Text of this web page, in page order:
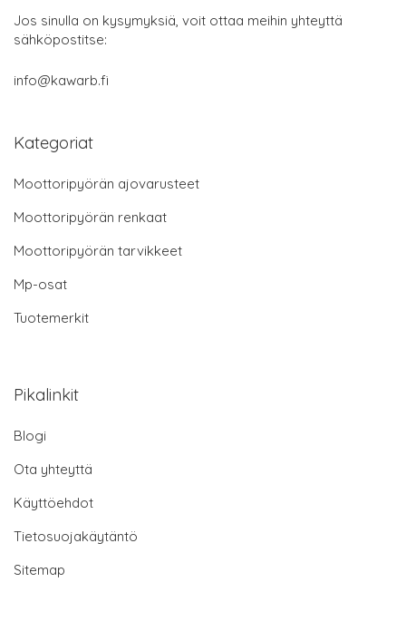
Jos sinulla on kysymyksiä, voit ottaa meihin yhteyttä
sähköpostitse:
info@kawarb.fi
Kategoriat
Moottoripyörän ajovarusteet
Moottoripyörän renkaat
Moottoripyörän tarvikkeet
Mp-osat
Tuotemerkit
Pikalinkit
Blogi
Ota yhteyttä
Käyttöehdot
Tietosuojakäytäntö
Sitemap